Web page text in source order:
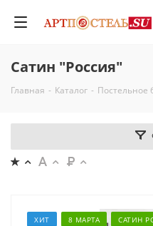
Сатин "Россия"
Главная - Каталог - Постельное
ХИТ 8 МАРТА САТИН